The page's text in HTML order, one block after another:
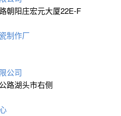
朝阳庄宏元大厦22E-F
制作厂
公司
路湖头市右侧